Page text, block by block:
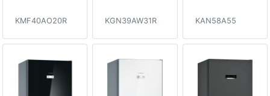
KMF40AO20R KGN39AW31R KAN58A55